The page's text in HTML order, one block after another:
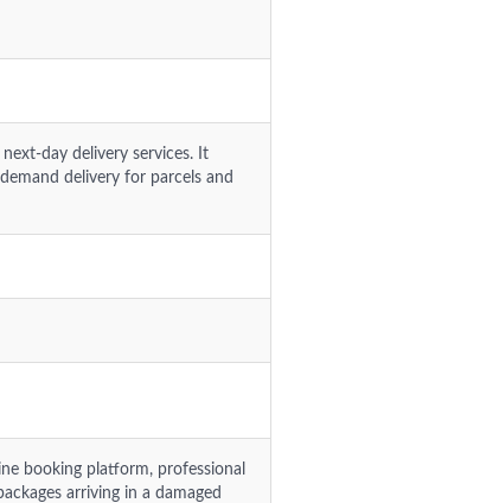
day delivery services. It
delivery for parcels and
booking platform, professional
arriving in a damaged